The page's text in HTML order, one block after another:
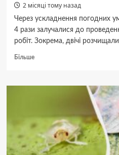
2 місяці тому назад
Через ускладнення погодних
4 рази залучалися до
робіт. Зокрема, двічі
БільшеДокладніше
Вінниці
стихії